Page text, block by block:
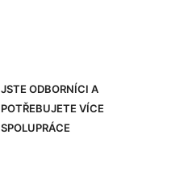
JSTE ODBORNÍCI A
POTŘEBUJETE VÍCE
SPOLUPRÁCE